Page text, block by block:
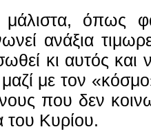
μάλιστα, όπως
ανάξια
κι αυτός και
με τον
που δεν
του Κυρίου.